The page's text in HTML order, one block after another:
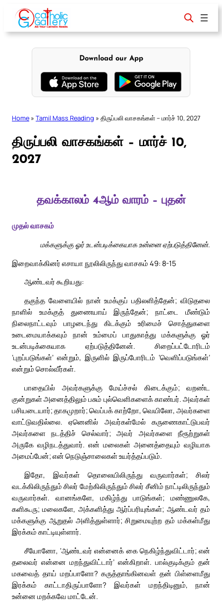
content
Download our App
Home » Tamil Mass Reading » திருப்பலி வாசகங்கள் – மார்ச் 10, 2027
திருப்பலி வாசகங்கள் – மார்ச் 10,
2027
தவக்காலம் 4ஆம் வாரம் – புதன்
முதல் வாசகம்
மக்களுக்கு ஓர் உடன்படிக்கையாக உன்னை ஏற்படுத்தினேன்.
இறைவாக்கினர் எசாயா நூலிலிருந்து வாசகம் 49: 8-15
ஆண்டவர் கூறியது:
தகுந்த வேளையில் நான் உமக்குப் பதிலளித்தேன்; விடுதலை
நாளில் உமக்குத் துணையாய் இருந்தேன்; நாட்டை மீண்டும்
நிலைநாட்டவும் பாழடைந்து கிடக்கும் உரிமைச் சொத்துகளை
உடைமையாக்கவும் நான் உம்மைப் பாதுகாத்து மக்களுக்கு ஓர்
உடன்படிக்கையாக ஏற்படுத்தினேன். சிறைப்பட்டோரிடம்
‘புறப்படுங்கள்’ என்றும், இருளில் இருப்போரிடம் ‘வெளிப்படுங்கள்’
என்றும் சொல்வீர்கள்.
பாதையில் அவர்களுக்கு மேய்ச்சல் கிடைக்கும்; வறண்ட
குன்றுகள் அனைத்திலும் பசும் புல்வெளிகளைக் காண்பர். அவர்கள்
பசியடையார்; தாகமுறார்; வெப்பக் காற்றோ, வெயிலோ, அவர்களை
வாட்டுவதில்லை. ஏனெனில் அவர்கள்மேல் கருணைகாட்டுபவர்
அவர்களை நடத்திச் செல்வார்; அவர் அவர்களை நீரூற்றுகள்
அருகே வழிநடத்துவார். என் மலைகள் அனைத்தையும் வழியாக
அமைப்பேன்; என் நெடுஞ்சாலைகள் உயர்த்தப்படும்.
இதோ, இவர்கள் தொலையிலிருந்து வருவார்கள்; சிலர்
வடக்கிலிருந்தும் சிலர் மேற்கிலிருந்தும் சிலர் சீனிம் நாட்டிலிருந்தும்
வருவார்கள். வானங்களே, மகிழ்ந்து பாடுங்கள்; மண்ணுலகே,
களிகூரு; மலைகளே, அக்களித்து ஆர்ப்பரியுங்கள்; ஆண்டவர் தம்
மக்களுக்கு ஆறுதல் அளித்துள்ளார்; சிறுமையுற்ற தம் மக்கள்மீது
இரக்கம் காட்டியுள்ளார்.
சீயோனோ, ‘ஆண்டவர் என்னைக் கை நெகிழ்ந்துவிட்டார்; என்
தலைவர் என்னை மறந்துவிட்டார்’ என்கிறாள். பால்குடிக்கும் தன்
மகவைத் தாய் மறப்பாளோ? கருத்தாங்கினவள் தன் பிள்ளைமீது
இரக்கம் காட்டாதிருப்பாளோ? இவர்கள் மறந்திடினும், நான்
உன்னை மறக்கவே மாட்டேன்.